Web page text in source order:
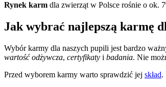
Rynek karm dla zwierząt w Polsce rośnie o ok.
Jak wybrać najlepszą karmę
Wybór karmy dla naszych pupili jest bardzo
wartość odżywcza, certyfikaty i badania. Nie
Przed wyborem karmy warto sprawdzić jej skład.